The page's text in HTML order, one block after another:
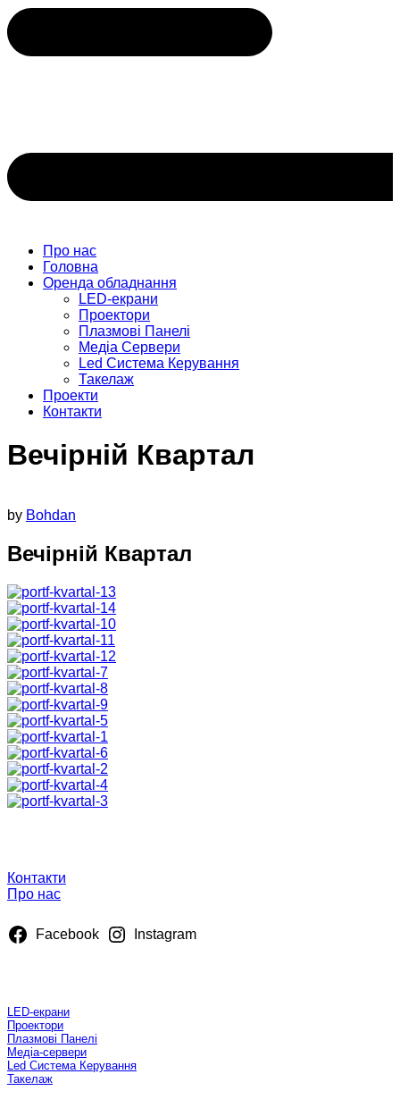
Про нас
Головна
Оренда обладнання
LED-екрани
Проектори
Плазмові Панелі
Медіа Сервери
Led Система Керування
Такелаж
Проекти
Контакти
Вечірній Квартал
by Bohdan
Вечірній Квартал
Контакти
Про нас
Facebook Instagram
LED-екрани
Проектори
Плазмові Панелі
Медiа-сервери
Led Система Керування
Такелаж